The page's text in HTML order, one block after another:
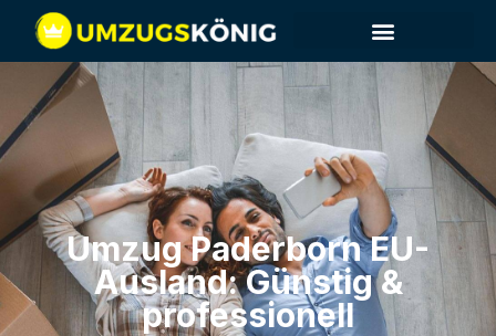
Umzug Paderborn​ EU-
Ausland: Günstig &
professionell​